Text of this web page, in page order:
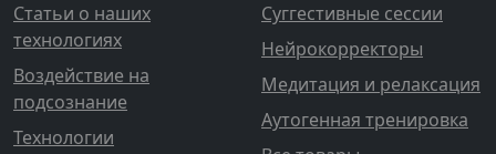
Статьи о наших
технологиях
Воздействие на
подсознание
Технологии
Суггестивные сессии
Нейрокорректоры
Медитация и релаксация
Аутогенная тренировка